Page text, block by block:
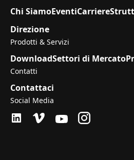
Chi SiamoEventiCarriere
Direzione
Prodotti & Servizi
DownloadSettori di Mercato
Contatti
Contattaci
Social Media